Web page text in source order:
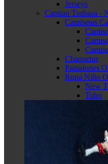
Jerseys
Capitan Tsubasa -
Camisetas
Chaquetas
Pantalones
Ropa Niño
New
Toho